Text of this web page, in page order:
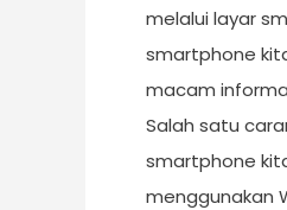
melalui layar
smartphone
macam
Salah satu
smartphone
menggunakan